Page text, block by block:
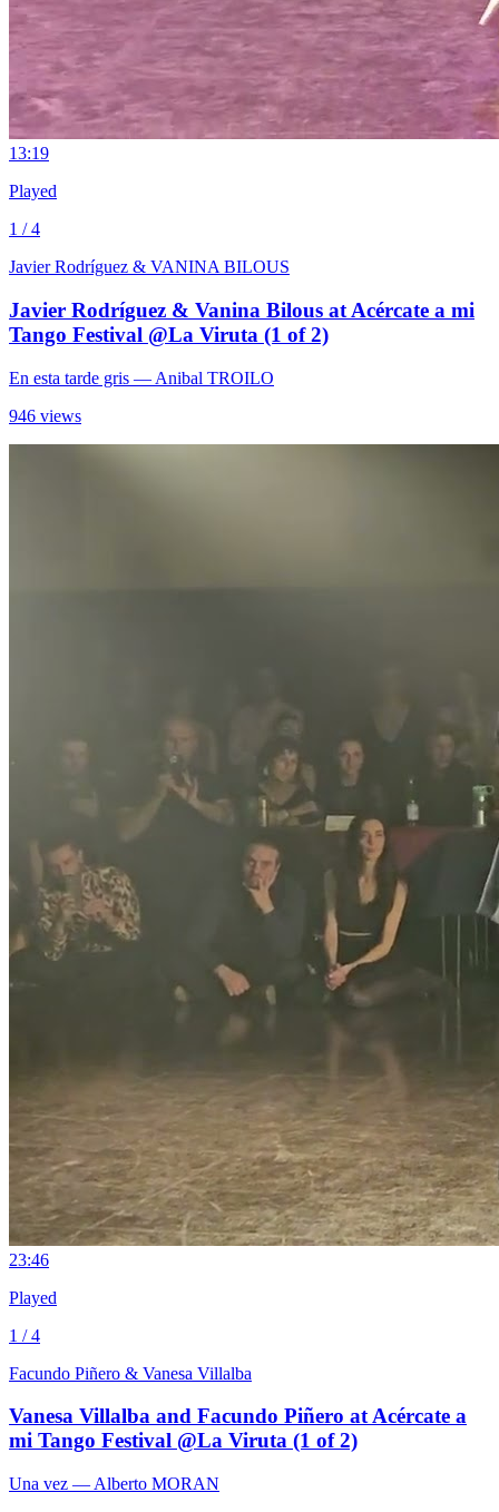
13:19
Played
1 / 4
Javier Rodríguez & VANINA BILOUS
Javier Rodríguez & Vanina Bilous at Acércate a mi
Tango Festival @La Viruta (1 of 2)
En esta tarde gris — Anibal TROILO
946 views
23:46
Played
1 / 4
Facundo Piñero & Vanesa Villalba
Vanesa Villalba and Facundo Piñero at Acércate a
mi Tango Festival @La Viruta (1 of 2)
Una vez — Alberto MORAN